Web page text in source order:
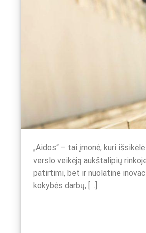
„Aidos“ – tai įmonė, kuri
verslo veikėją aukštalipių
patirtimi, bet ir nuolatine
kokybės darbų, […]